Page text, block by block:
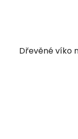
Dřevěné víko